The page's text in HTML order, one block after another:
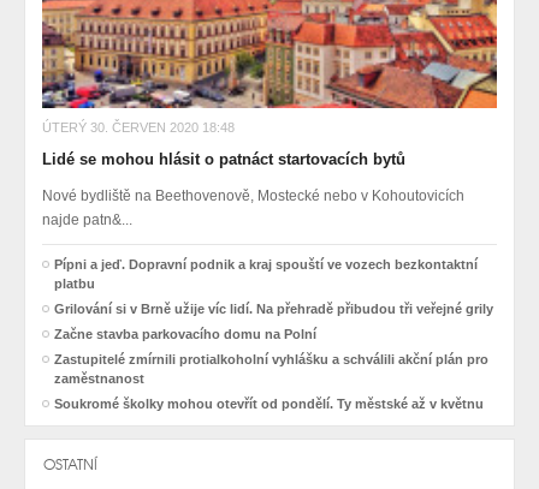
ÚTERÝ 30. ČERVEN 2020 18:48
Lidé se mohou hlásit o patnáct startovacích bytů
Nové bydliště na Beethovenově, Mostecké nebo v Kohoutovicích
najde patn&...
Pípni a jeď. Dopravní podnik a kraj spouští ve vozech bezkontaktní
platbu
Grilování si v Brně užije víc lidí. Na přehradě přibudou tři veřejné grily
Začne stavba parkovacího domu na Polní
Zastupitelé zmírnili protialkoholní vyhlášku a schválili akční plán pro
zaměstnanost
Soukromé školky mohou otevřít od pondělí. Ty městské až v květnu
OSTATNÍ